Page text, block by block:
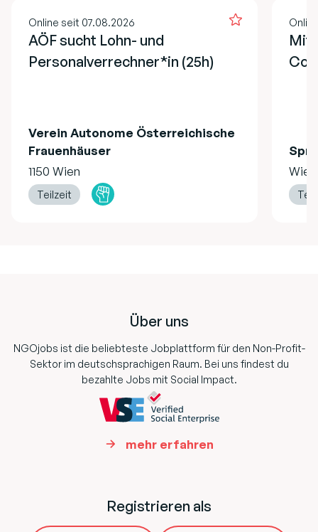
Online seit 07.08.2026
AÖF sucht Lohn- und
Personalverrechner*in (25h)
Verein Autonome Österreichische
Frauenhäuser
1150 Wien
Teilzeit
Wien
Über uns
NGOjobs ist die beliebteste Jobplattform für den Non-Profit-
Sektor im deutschsprachigen Raum. Bei uns findest du
bezahlte Jobs mit Social Impact.
mehr erfahren
Registrieren als